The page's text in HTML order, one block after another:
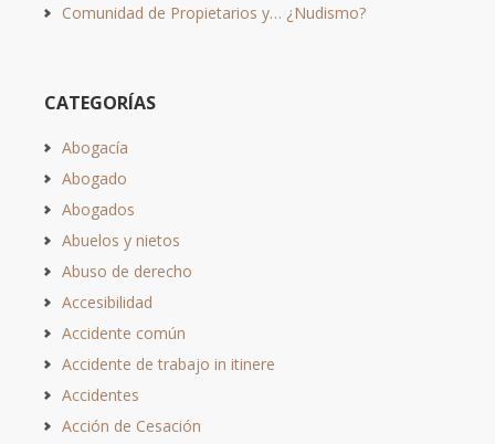
Comunidad de Propietarios y… ¿Nudismo?
CATEGORÍAS
Abogacía
Abogado
Abogados
Abuelos y nietos
Abuso de derecho
Accesibilidad
Accidente común
Accidente de trabajo in itinere
Accidentes
Acción de Cesación